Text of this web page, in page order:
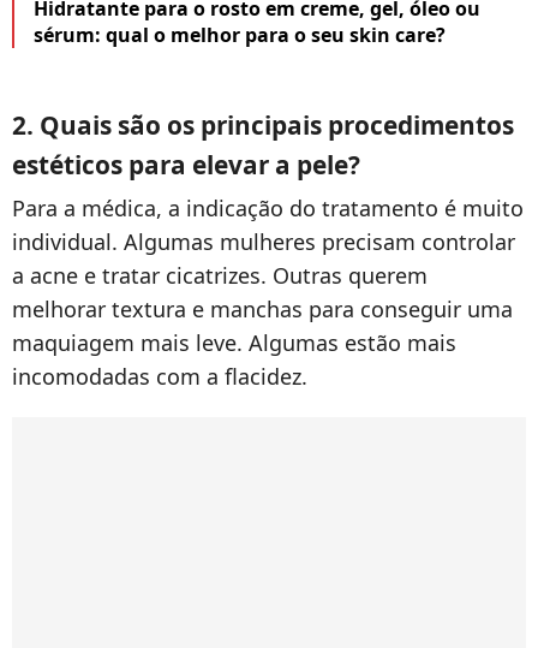
Hidratante para o rosto em creme, gel, óleo ou
sérum: qual o melhor para o seu skin care?
2. Quais são os principais procedimentos
estéticos para elevar a pele?
Para a médica, a indicação do tratamento é muito
individual. Algumas mulheres precisam controlar
a acne e tratar cicatrizes. Outras querem
melhorar textura e manchas para conseguir uma
maquiagem mais leve. Algumas estão mais
incomodadas com a flacidez.